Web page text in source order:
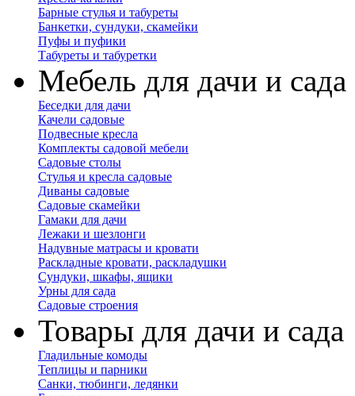
Барные стулья и табуреты
Банкетки, сундуки, скамейки
Пуфы и пуфики
Табуреты и табуретки
Мебель для дачи и сада
Беседки для дачи
Качели садовые
Подвесные кресла
Комплекты садовой мебели
Садовые столы
Стулья и кресла садовые
Диваны садовые
Садовые скамейки
Гамаки для дачи
Лежаки и шезлонги
Надувные матрасы и кровати
Раскладные кровати, раскладушки
Сундуки, шкафы, ящики
Урны для сада
Садовые строения
Товары для дачи и сада
Гладильные комоды
Теплицы и парники
Санки, тюбинги, ледянки